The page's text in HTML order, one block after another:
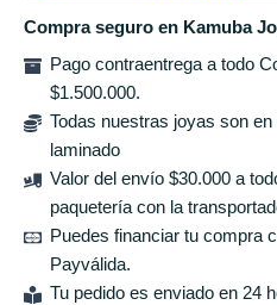
Compra seguro en Kamuba
Pago contraentrega a todo
$1.500.000.
Todas nuestras joyas son
laminado
Valor del envío $30.000 a
paquetería con la
Puedes financiar tu compra
Payválida.
Tu pedido es enviado en 24